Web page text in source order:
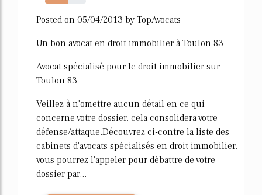
55%
Posted on 05/04/2013 by TopAvocats
Un bon avocat en droit immobilier à Toulon 83
Avocat spécialisé pour le droit immobilier sur
Toulon 83
Veillez à n'omettre aucun détail en ce qui
concerne votre dossier, cela consolidera votre
défense/attaque.Découvrez ci-contre la liste des
cabinets d'avocats spécialisés en droit immobilier,
vous pourrez l'appeler pour débattre de votre
dossier par...